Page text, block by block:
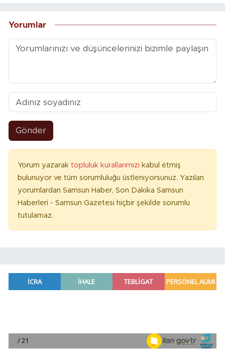
Yorumlar
Gönder
Yorum yazarak topluluk kurallarımızı kabul etmiş
bulunuyor ve tüm sorumluluğu üstleniyorsunuz. Yazılan
yorumlardan Samsun Haber, Son Dakika Samsun
Haberleri - Samsun Gazetesi hiçbir şekilde sorumlu
tutulamaz.